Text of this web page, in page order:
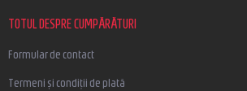
TOTUL DESPRE CUMPĂRĂTURI
Formular de contact
Termeni și condiții de plată